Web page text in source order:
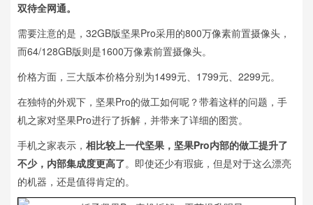
双待全网通。
需要注意的是，32GB版坚果Pro采用的800万像素前置摄像头，
而64/128GB版则是1600万像素前置摄像头。
价格方面，三大版本价格分别为1499元、1799元、2299元。
在独特的外观下，坚果Pro的做工如何呢？带着这样的问题，手
机之家对坚果Pro进行了拆解，并带来了详细的图赏。
手机之家表示， 相比较上一代坚果，坚果Pro内部的做工提升了
不少，内部集成度更高了。即使还少有瑕疵，但是对于这么漂亮
的机器，还是值得肯定的。